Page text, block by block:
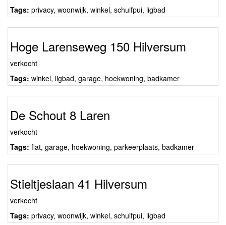
Tags: privacy, woonwijk, winkel, schuifpui, ligbad
Hoge Larenseweg 150 Hilversum
verkocht
Tags: winkel, ligbad, garage, hoekwoning, badkamer
De Schout 8 Laren
verkocht
Tags: flat, garage, hoekwoning, parkeerplaats, badkamer
Stieltjeslaan 41 Hilversum
verkocht
Tags: privacy, woonwijk, winkel, schuifpui, ligbad